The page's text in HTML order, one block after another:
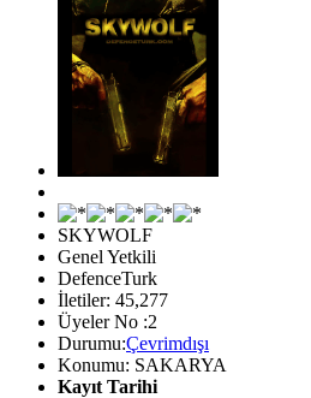
SKYWOLF
Genel Yetkili
DefenceTurk
İletiler: 45,277
Üyeler No :2
Durumu:Çevrimdışı
Konumu: SAKARYA
Kayıt Tarihi